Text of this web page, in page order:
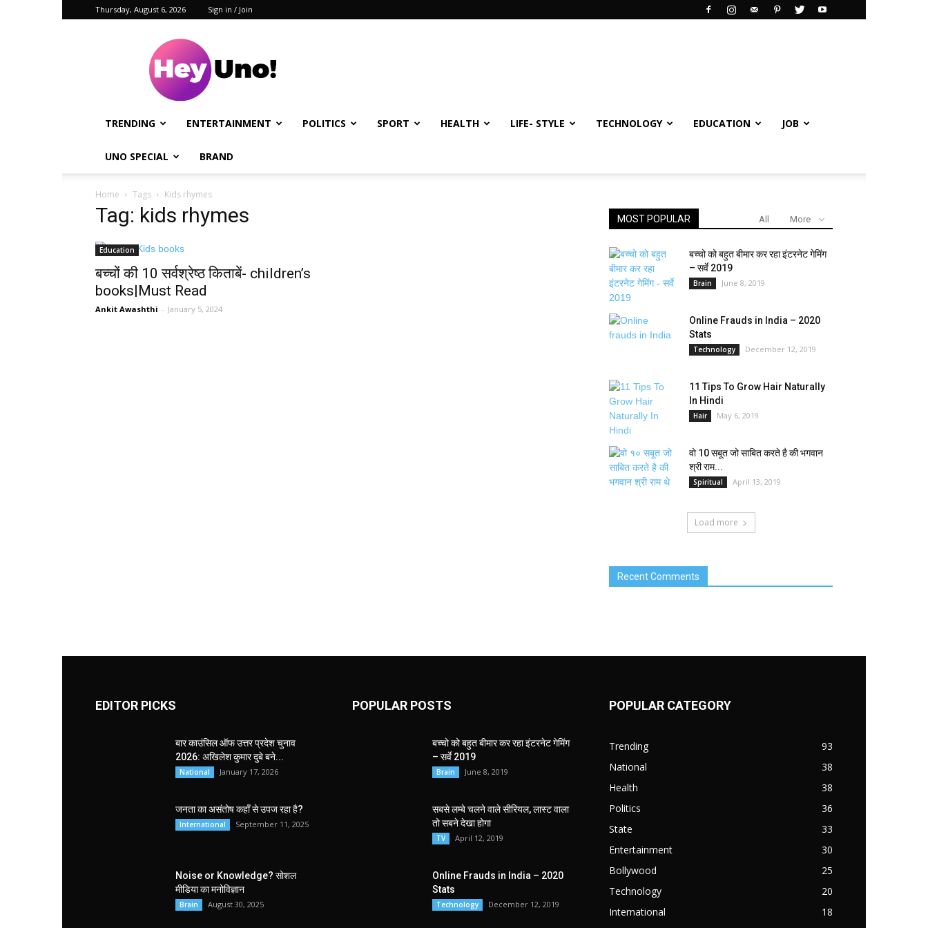
Thursday, August 6, 2026 Sign in / Join
Uno!
TRENDING ENTERTAINMENT POLITICS SPORT HEALTH LIFE- STYLE TECHNOLOGY EDUCATION JOB
UNO SPECIAL BRAND
Home Tags Kids rhymes
Tag: kids rhymes
Education
बच्चों की 10 सर्वश्रेष्ठ किताबें- children’s
books|Must Read
Ankit Awashthi - January 5, 2024
MOST POPULAR All More
बच्चो को बहुत बीमार कर रहा इंटरनेट गेमिंग
– सर्वे 2019
Brain June 8, 2019
Online Frauds in India – 2020
Stats
Technology December 12, 2019
11 Tips To Grow Hair Naturally
In Hindi
Hair May 6, 2019
वो 10 सबूत जो साबित करते है की भगवान
श्री राम...
Spiritual April 13, 2019
Load more
Recent Comments
EDITOR PICKS
बार काउंसिल ऑफ उत्तर प्रदेश चुनाव
2026: अखिलेश कुमार दुबे बने...
National January 17, 2026
जनता का असंतोष कहाँ से उपज रहा है?
International September 11, 2025
Noise or Knowledge? सोशल
मीडिया का मनोविज्ञान
Brain August 30, 2025
POPULAR POSTS
बच्चो को बहुत बीमार कर रहा इंटरनेट गेमिंग
– सर्वे 2019
Brain June 8, 2019
सबसे लम्बे चलने वाले सीरियल, लास्ट वाला
तो सबने देखा होगा
TV April 12, 2019
Online Frauds in India – 2020
Stats
Technology December 12, 2019
POPULAR CATEGORY
Trending
93
National
38
Health
38
Politics
36
State
33
Entertainment
30
Bollywood
25
Technology
20
International
18